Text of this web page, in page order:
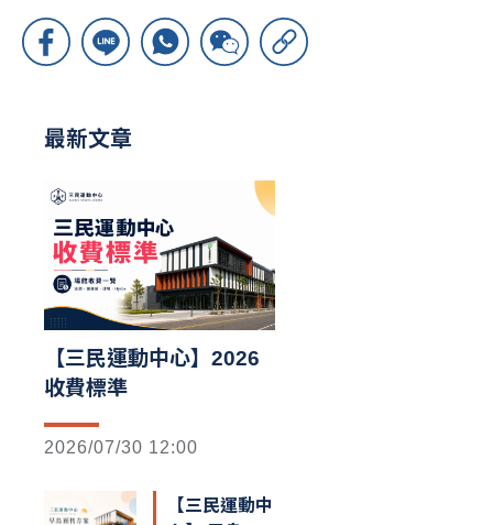
最新文章
【三民運動中心】2026
收費標準
2026/07/30 12:00
【三民運動中